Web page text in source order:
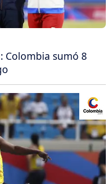
Colombia sumó 8